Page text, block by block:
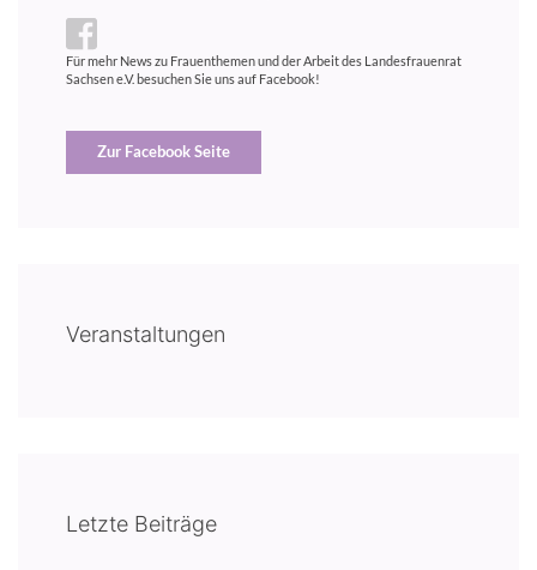
Für mehr News zu Frauenthemen und der Arbeit des Landesfrauenrat
Sachsen e.V. besuchen Sie uns auf Facebook!
Zur Facebook Seite
Veranstaltungen
Letzte Beiträge